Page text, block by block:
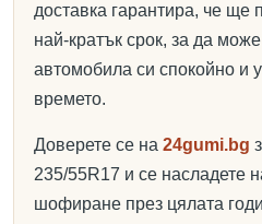
доставка гарантира, че ще
най-кратък срок, за да
автомобила си спокойно и
времето.
Доверете се на 24gumi.bg
235/55R17 и се насладете
шофиране през цялата